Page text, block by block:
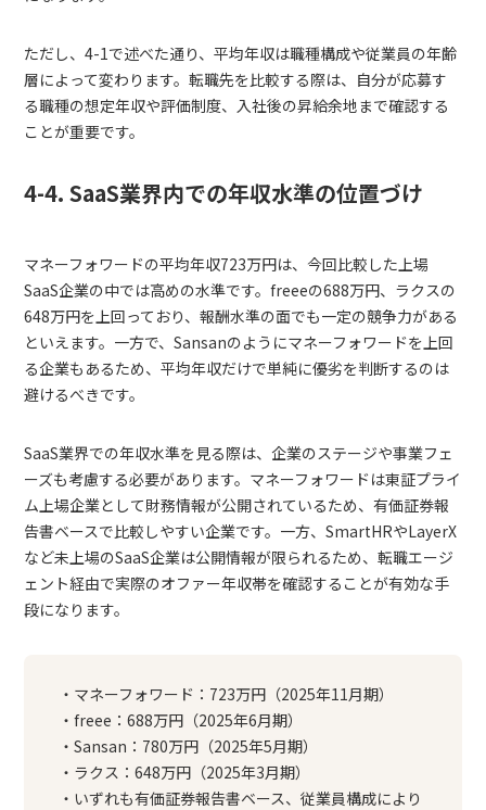
ただし、4-1で述べた通り、平均年収は職種構成や従業員の年齢
層によって変わります。転職先を比較する際は、自分が応募す
る職種の想定年収や評価制度、入社後の昇給余地まで確認する
ことが重要です。
4-4. SaaS業界内での年収水準の位置づけ
マネーフォワードの平均年収723万円は、今回比較した上場
SaaS企業の中では高めの水準です。freeeの688万円、ラクスの
648万円を上回っており、報酬水準の面でも一定の競争力がある
といえます。一方で、Sansanのようにマネーフォワードを上回
る企業もあるため、平均年収だけで単純に優劣を判断するのは
避けるべきです。
SaaS業界での年収水準を見る際は、企業のステージや事業フェ
ーズも考慮する必要があります。マネーフォワードは東証プライ
ム上場企業として財務情報が公開されているため、有価証券報
告書ベースで比較しやすい企業です。一方、SmartHRやLayerX
など未上場のSaaS企業は公開情報が限られるため、転職エージ
ェント経由で実際のオファー年収帯を確認することが有効な手
段になります。
・マネーフォワード：723万円（2025年11月期）
・freee：688万円（2025年6月期）
・Sansan：780万円（2025年5月期）
・ラクス：648万円（2025年3月期）
・いずれも有価証券報告書ベース、従業員構成により